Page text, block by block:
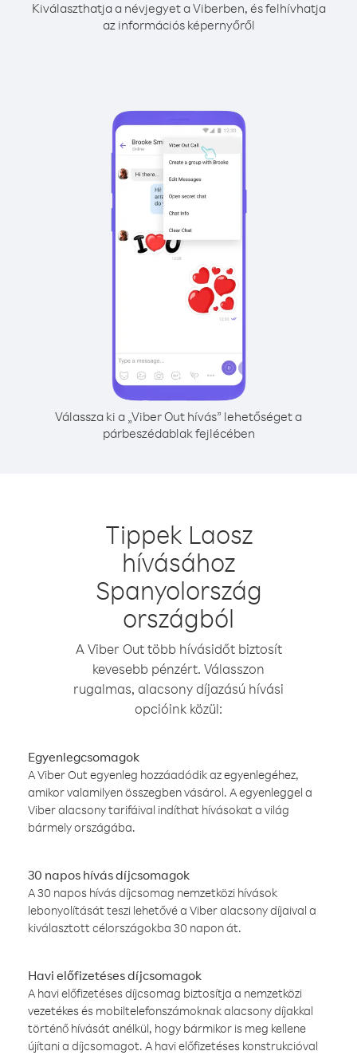
Kiválaszthatja a névjegyet a Viberben, és felhívhatja
az információs képernyőről
Válassza ki a „Viber Out hívás” lehetőséget a
párbeszédablak fejlécében
Tippek Laosz
hívásához
Spanyolország
országból
A Viber Out több hívásidőt biztosít
kevesebb pénzért. Válasszon
rugalmas, alacsony díjazású hívási
opcióink közül:
Egyenlegcsomagok
A Viber Out egyenleg hozzáadódik az egyenlegéhez,
amikor valamilyen összegben vásárol. A egyenleggel a
Viber alacsony tarifáival indíthat hívásokat a világ
bármely országába.
30 napos hívás díjcsomagok
A 30 napos hívás díjcsomag nemzetközi hívások
lebonyolítását teszi lehetővé a Viber alacsony díjaival a
kiválasztott célországokba 30 napon át.
Havi előfizetéses díjcsomagok
A havi előfizetéses díjcsomag biztosítja a nemzetközi
vezetékes és mobiltelefonszámoknak alacsony díjakkal
történő hívását anélkül, hogy bármikor is meg kellene
újítani a díjcsomagot. A havi előfizetéses konstrukcióval